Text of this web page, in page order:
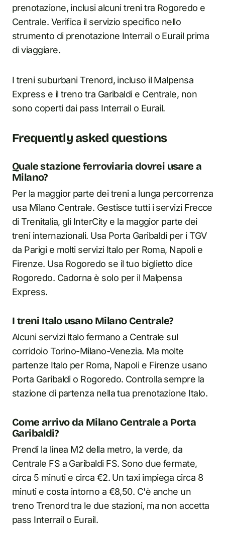
prenotazione, inclusi alcuni treni tra Rogoredo e
Centrale. Verifica il servizio specifico nello
strumento di prenotazione Interrail o Eurail prima
di viaggiare.
I treni suburbani Trenord, incluso il Malpensa
Express e il treno tra Garibaldi e Centrale, non
sono coperti dai pass Interrail o Eurail.
Frequently asked questions
Quale stazione ferroviaria dovrei usare a
Milano?
Per la maggior parte dei treni a lunga percorrenza
usa Milano Centrale. Gestisce tutti i servizi Frecce
di Trenitalia, gli InterCity e la maggior parte dei
treni internazionali. Usa Porta Garibaldi per i TGV
da Parigi e molti servizi Italo per Roma, Napoli e
Firenze. Usa Rogoredo se il tuo biglietto dice
Rogoredo. Cadorna è solo per il Malpensa
Express.
I treni Italo usano Milano Centrale?
Alcuni servizi Italo fermano a Centrale sul
corridoio Torino-Milano-Venezia. Ma molte
partenze Italo per Roma, Napoli e Firenze usano
Porta Garibaldi o Rogoredo. Controlla sempre la
stazione di partenza nella tua prenotazione Italo.
Come arrivo da Milano Centrale a Porta
Garibaldi?
Prendi la linea M2 della metro, la verde, da
Centrale FS a Garibaldi FS. Sono due fermate,
circa 5 minuti e circa €2. Un taxi impiega circa 8
minuti e costa intorno a €8,50. C'è anche un
treno Trenord tra le due stazioni, ma non accetta
pass Interrail o Eurail.